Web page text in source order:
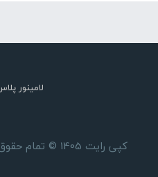
لامینور
کپی رایت 1405 © تمام حقوق مادی و معنوی این وبسایت برای "لامینور" محفوظ است.